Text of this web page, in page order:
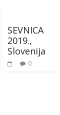
SEVNICA
2019.,
Slovenija
0